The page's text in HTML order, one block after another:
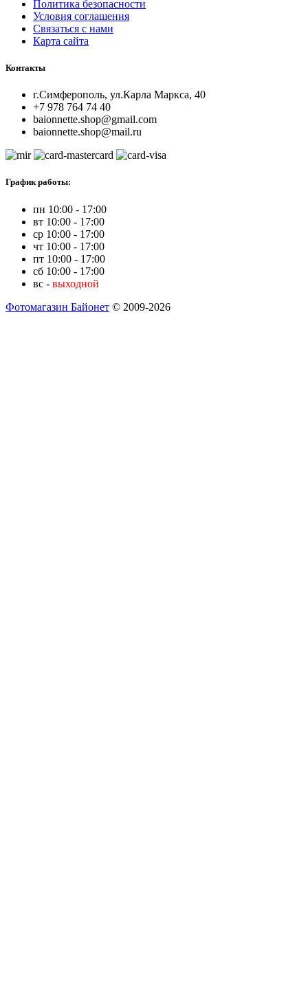
Политика безопасности
Условия соглашения
Связаться с нами
Карта сайта
Контакты
г.Симферополь, ул.Карла Маркса, 40
+7 978 764 74 40
baionnette.shop@gmail.com
baionnette.shop@mail.ru
График работы:
пн 10:00 - 17:00
вт 10:00 - 17:00
ср 10:00 - 17:00
чт 10:00 - 17:00
пт 10:00 - 17:00
сб 10:00 - 17:00
вс - выходной
Фотомагазин Байонет © 2009-2026